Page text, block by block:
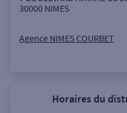
30000 NIMES
Agence NIMES COURBET
Horaires du